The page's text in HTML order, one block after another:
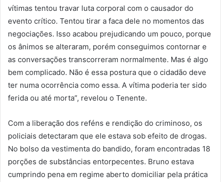
vítimas tentou travar luta corporal com o causador do
evento crítico. Tentou tirar a faca dele no momentos das
negociações. Isso acabou prejudicando um pouco, porque
os ânimos se alteraram, porém conseguimos contornar e
as conversações transcorreram normalmente. Mas é algo
bem complicado. Não é essa postura que o cidadão deve
ter numa ocorrência como essa. A vítima poderia ter sido
ferida ou até morta”, revelou o Tenente.
Com a liberação dos reféns e rendição do criminoso, os
policiais detectaram que ele estava sob efeito de drogas.
No bolso da vestimenta do bandido, foram encontradas 18
porções de substâncias entorpecentes. Bruno estava
cumprindo pena em regime aberto domiciliar pela prática